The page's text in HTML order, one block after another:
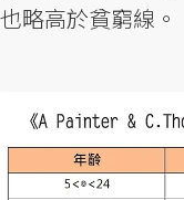
也略高於貧窮線。